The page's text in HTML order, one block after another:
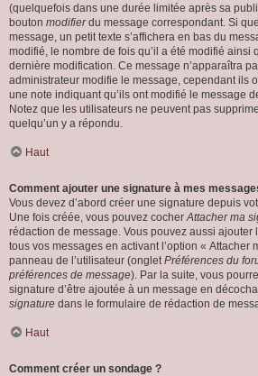
(quelquefois dans une durée limitée après sa
bouton modifierdu message correspondant. Si
message, un petit texte s’affichera en bas du
modifié, le nombre de fois qu’il a été modifié ainsi
dernière modification. Ce message n’apparaîtra
administrateur modifie le message, cependant ils
une note indiquant qu’ils ont modifié le message
Notez que les utilisateurs ne peuvent pas
quelqu’un y a répondu.
Haut
Comment ajouter une signature à mes
Vous devez d’abord créer une signature depuis
Une fois créée, vous pouvez cocherAttacher ma
rédaction de message. Vous pouvez aussi ajouter
tous vos messages en activant l’option « Attacher
panneau de l’utilisateur (ongletPréférences du
préférences de message). Par la suite, vous
signature d’être ajoutée à un message en
signature dans le formulaire de rédaction de
Haut
Comment créer un sondage ?